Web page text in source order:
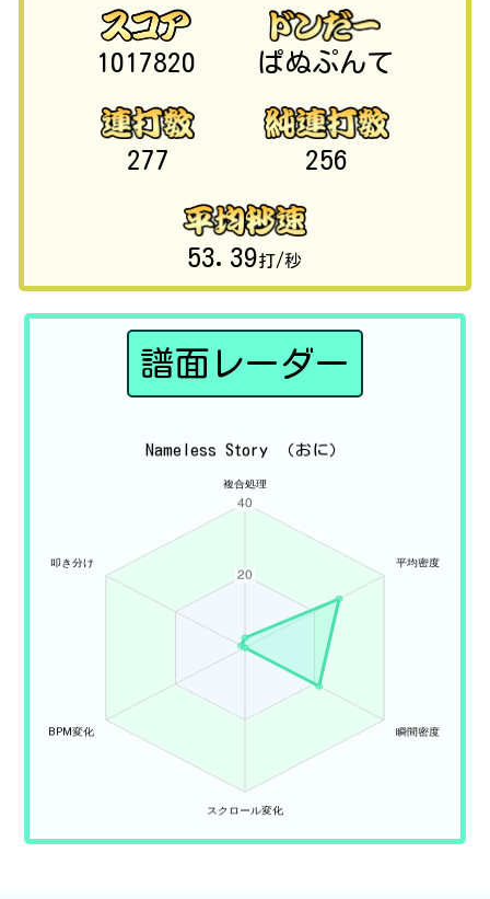
1017820 ぱぬぷんて
277 256
53.39打/秒
譜面レーダー